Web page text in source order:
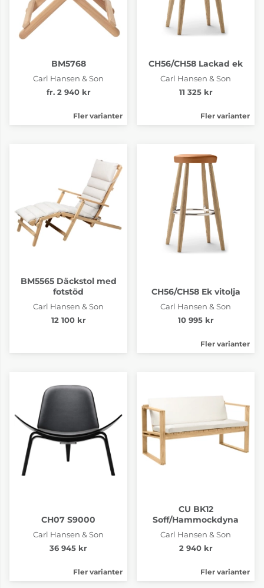
BM5768
Carl Hansen & Son
fr. 2 940 kr
Fler varianter
CH56/CH58 Lackad ek
Carl Hansen & Son
11 325 kr
Fler varianter
BM5565 Däckstol med
fotstöd
Carl Hansen & Son
12 100 kr
CH56/CH58 Ek vitolja
Carl Hansen & Son
10 995 kr
Fler varianter
CH07 S9000
Carl Hansen & Son
36 945 kr
Fler varianter
CU BK12
Soff/Hammockdyna
Carl Hansen & Son
2 940 kr
Fler varianter